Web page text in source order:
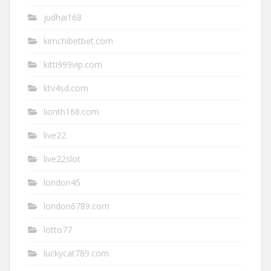
judhai168
kimchibetbet.com
kitti999vip.com
ktv4sd.com
lionth168.com
live22
live22slot
london45
london6789.com
lotto77
luckycat789.com